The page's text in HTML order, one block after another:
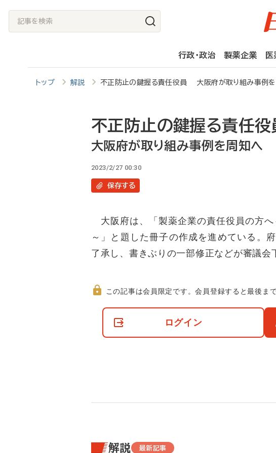
記
事
行政・政治 製薬企業 医
トップ 解説 不正防止の鍵握る責任役員 大阪府が取り組み事例
不正防止の鍵握る責任役
大阪府が取り組み事例を周知へ
2023/2/27 00:30
保存する
大阪府は、「製薬企業の責任役員の方
～」と題した冊子の作成を進めている。
了承し、書きぶりの一部修正などが審議
て
この記事は会員限定です。会員登録すると最後ま
ログイン
解説 最新記事